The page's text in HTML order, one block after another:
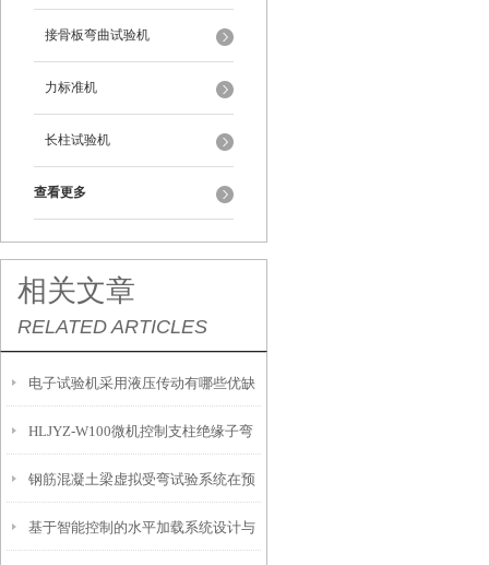
接骨板弯曲试验机
力标准机
长柱试验机
查看更多
相关文章
RELATED ARTICLES
电子试验机采用液压传动有哪些优缺
点
HLJYZ-W100微机控制支柱绝缘子弯
曲试验机
钢筋混凝土梁虚拟受弯试验系统在预
应力混凝土梁研究中的应用
基于智能控制的水平加载系统设计与